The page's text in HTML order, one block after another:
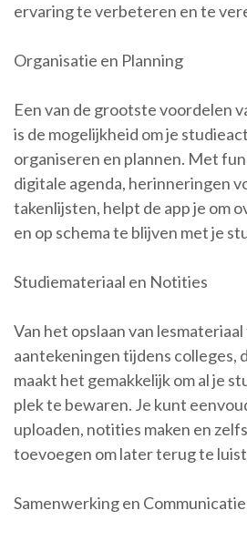
ervaring te verbeteren en te
Organisatie en Planning
Een van de grootste voordelen
is de mogelijkheid om je
organiseren en plannen. Met
digitale agenda, herinneringen
takenlijsten, helpt de app je om
en op schema te blijven met je
Studiemateriaal en Notities
Van het opslaan van
aantekeningen tijdens colleges,
maakt het gemakkelijk om al je
plek te bewaren. Je kunt
uploaden, notities maken en
toevoegen om later terug te
Samenwerking en Communicatie